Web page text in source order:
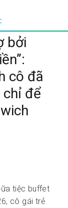
bởi
cô đã
để
tiệc buffet
cô gái trẻ